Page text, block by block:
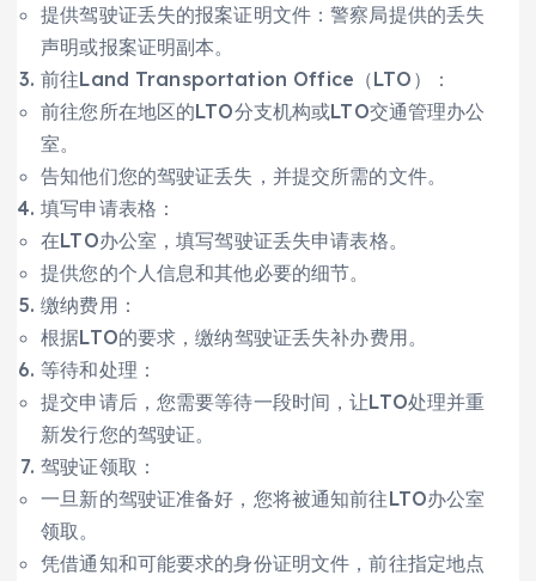
提供驾驶证丢失的报案证明文件：警察局提供的丢失
声明或报案证明副本。
前往Land Transportation Office（LTO）：
前往您所在地区的LTO分支机构或LTO交通管理办公
室。
告知他们您的驾驶证丢失，并提交所需的文件。
填写申请表格：
在LTO办公室，填写驾驶证丢失申请表格。
提供您的个人信息和其他必要的细节。
缴纳费用：
根据LTO的要求，缴纳驾驶证丢失补办费用。
等待和处理：
提交申请后，您需要等待一段时间，让LTO处理并重
新发行您的驾驶证。
驾驶证领取：
一旦新的驾驶证准备好，您将被通知前往LTO办公室
领取。
凭借通知和可能要求的身份证明文件，前往指定地点